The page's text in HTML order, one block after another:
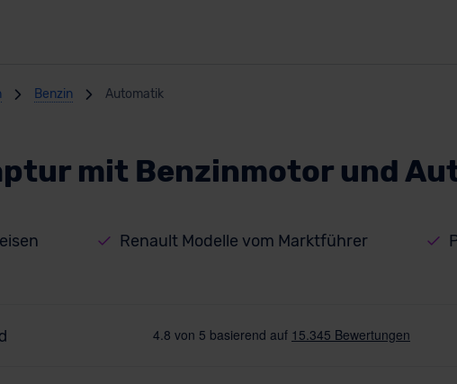
Benzin Automatik
mit Benzinmotor und
Renault Modelle vom Marktführer